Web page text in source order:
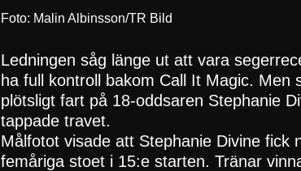
Foto: Malin Albinsson/TR Bild
Ledningen såg länge ut att vara
ha full kontroll bakom Call It Magic.
plötsligt fart på 18-oddsaren Stephanie
tappade travet.
Målfotot visade att Stephanie Divine
femåriga stoet i 15:e starten. Tränar